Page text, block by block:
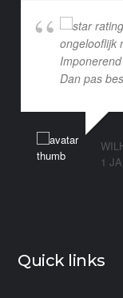
ongelooflijk
Dan pas
1
Quick links